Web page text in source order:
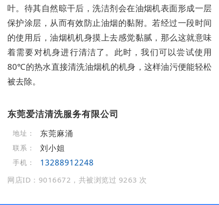
叶。待其自然晾干后，洗洁剂会在油烟机表面形成一层
保护涂层，从而有效防止油烟的黏附。若经过一段时间
的使用后，油烟机机身摸上去感觉黏腻，那么这就意味
着需要对机身进行清洁了。此时，我们可以尝试使用
80℃的热水直接清洗油烟机的机身，这样油污便能轻松
被去除。
东莞爱洁清洗服务有限公司
地址： 东莞麻涌
联系： 刘小姐
手机： 13288912248
网店ID：9016672，共被浏览过 9263 次